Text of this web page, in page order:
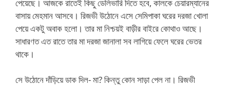
পেয়েছে। আজকে রাতেই কিছু ডেলিভারি দিতে হবে, কালকে চেয়ারম্যানের
বাসায় মেহমান আসবে। রিজভী উঠোনে এসে সেমিপাকা ঘরের দরজা খোলা
পেয়ে একটু অবাক হলো। তার মা নিশ্চয়ই বাড়ীর বাইরে কোথাও আছে।
সাধারণত এত রাতে তার মা দরজা জানালা সব লাগিয়ে ফেলে ঘরের ভেতর
থাকে।
সে উঠোনে দাঁড়িয়ে ডাক দিল- মা? কিন্তু কোন সাড়া পেল না। রিজভী